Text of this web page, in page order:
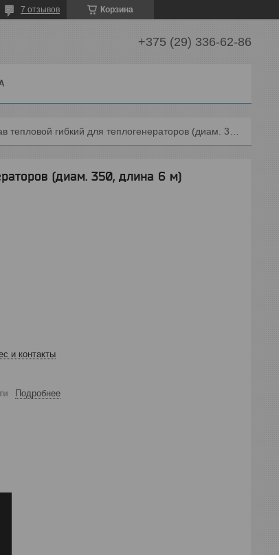
Корзина
7 отзывов
+375 (29) 336-62-86
(диам. 350, длина 6 м)
и контакты
Подробнее